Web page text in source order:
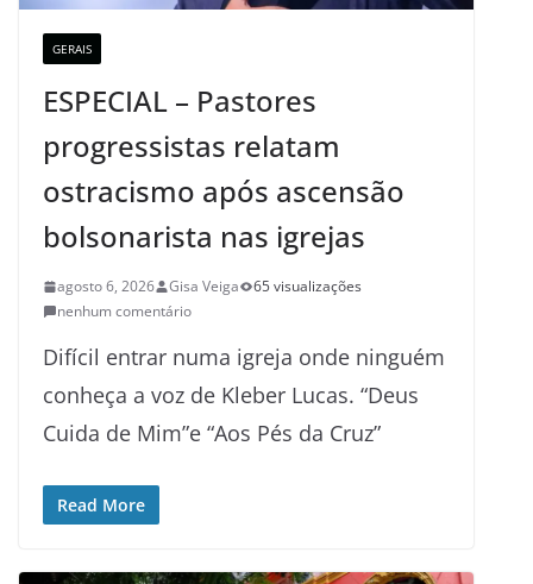
GERAIS
ESPECIAL – Pastores
progressistas relatam
ostracismo após ascensão
bolsonarista nas igrejas
agosto 6, 2026 Gisa Veiga
65 visualizações
nenhum comentário
Difícil entrar numa igreja onde ninguém
conheça a voz de Kleber Lucas. “Deus
Cuida de Mim”e “Aos Pés da Cruz”
Read More